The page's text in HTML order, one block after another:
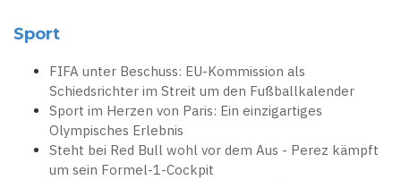
Sport
FIFA unter Beschuss: EU-Kommission als
Schiedsrichter im Streit um den Fußballkalender
Sport im Herzen von Paris: Ein einzigartiges
Olympisches Erlebnis
Steht bei Red Bull wohl vor dem Aus - Perez kämpft
um sein Formel-1-Cockpit